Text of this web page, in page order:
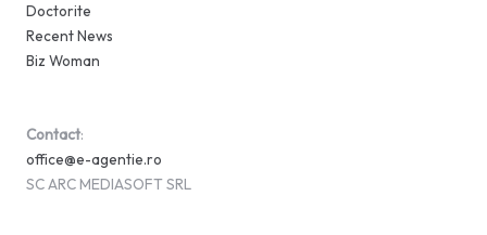
Doctorite
Recent News
Biz Woman
Contact:
office@e-agentie.ro
SC ARC MEDIASOFT SRL